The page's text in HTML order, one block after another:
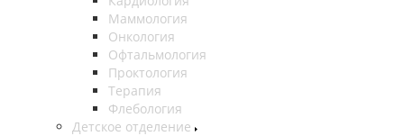
Маммология
Онкология
Офтальмология
Проктология
Терапия
Флебология
Детское отделение